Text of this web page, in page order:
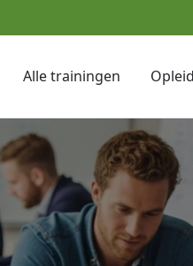
Alle trainingen